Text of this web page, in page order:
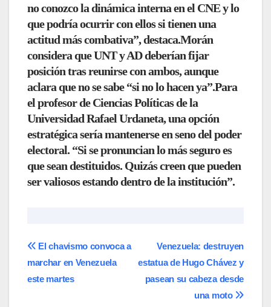
no conozco la dinámica interna en el CNE y lo
que podría ocurrir con ellos si tienen una
actitud más combativa”, destaca.Morán
considera que UNT y AD deberían fijar
posición tras reunirse con ambos, aunque
aclara que no se sabe “si no lo hacen ya”.Para
el profesor de Ciencias Políticas de la
Universidad Rafael Urdaneta, una opción
estratégica sería mantenerse en seno del poder
electoral. “Si se pronuncian lo más seguro es
que sean destituidos. Quizás creen que pueden
ser valiososestando dentro de la institución”.
Navegación
de
Venezuela: destruyen
estatua de Hugo Chávez y
pasean su cabeza desde
una moto
El chavismo convoca a
marchar en Venezuela
este martes